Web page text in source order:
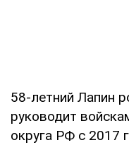
58-летний Лапин
руководит
округа РФ с 2017